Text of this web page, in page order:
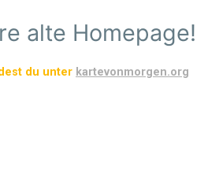
alte Homepage!
du unter kartevonmorgen.org